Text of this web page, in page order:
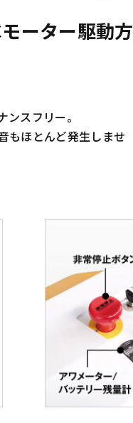
ーター駆動方
スフリー。
もほとんど発生しませ